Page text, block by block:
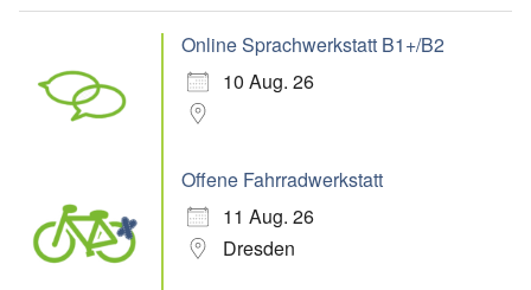
Online Sprachwerkstatt B1+/B2
10 Aug. 26
Offene Fahrradwerkstatt
11 Aug. 26
Dresden